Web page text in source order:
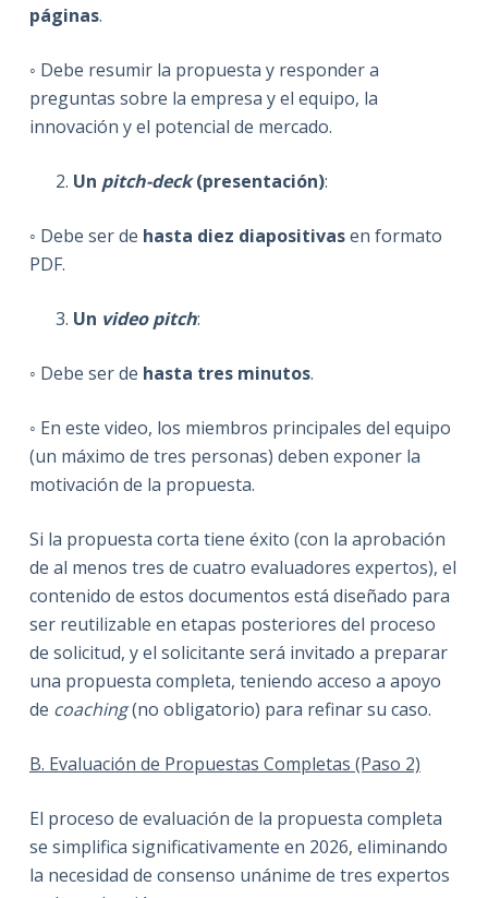
páginas.
◦ Debe resumir la propuesta y responder a
preguntas sobre la empresa y el equipo, la
innovación y el potencial de mercado.
Un pitch-deck(presentación):
◦ Debe ser de hasta diez diapositivasen formato
PDF.
Un video pitch:
◦ Debe ser de hasta tres minutos.
◦ En este video, los miembros principales del equipo
(un máximo de tres personas) deben exponer la
motivación de la propuesta.
Si la propuesta corta tiene éxito (con la aprobación
de al menos tres de cuatro evaluadores expertos), el
contenido de estos documentos está diseñado para
ser reutilizable en etapas posteriores del proceso
de solicitud, y el solicitante será invitado a preparar
una propuesta completa, teniendo acceso a apoyo
de coaching(no obligatorio) para refinar su caso.
B. Evaluación de Propuestas Completas (Paso 2)
El proceso de evaluación de la propuesta completa
se simplifica significativamente en 2026, eliminando
la necesidad de consenso unánime de tres expertos